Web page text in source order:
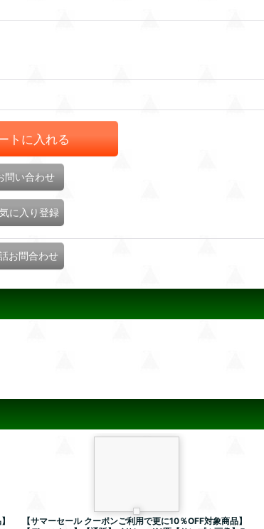
トに入れる
問い合わせ
に入り登録
お問合わせ
【サマーセール クーポンご利用で更に10％OFF対象商品】